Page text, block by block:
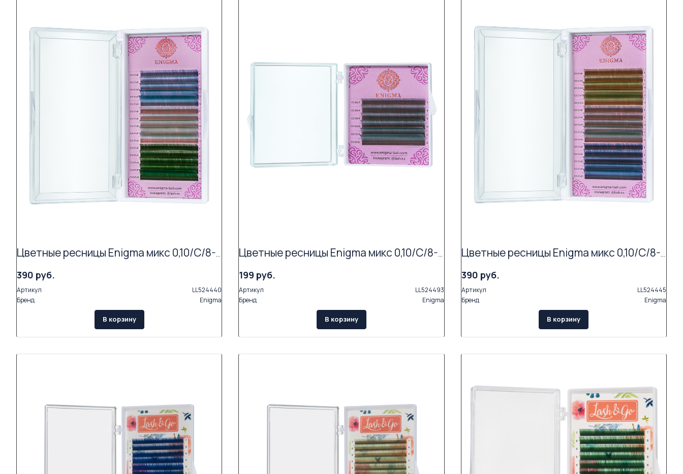
Цветные ресницы Enigma микс 0,10/C/8-12 mm "Wild tropics" (15 линий)
390 руб.
Артикул
LL524440
Бренд
Enigma
В корзину
Цветные ресницы Enigma микс 0,10/C/8-13 mm "Mint" (6 линий)
199 руб.
Артикул
LL524493
Бренд
Enigma
В корзину
Цветные ресницы Enigma микс 0,10/C/8-12 mm "Forest lake" (15 линий)
390 руб.
Артикул
LL524445
Бренд
Enigma
В корзину